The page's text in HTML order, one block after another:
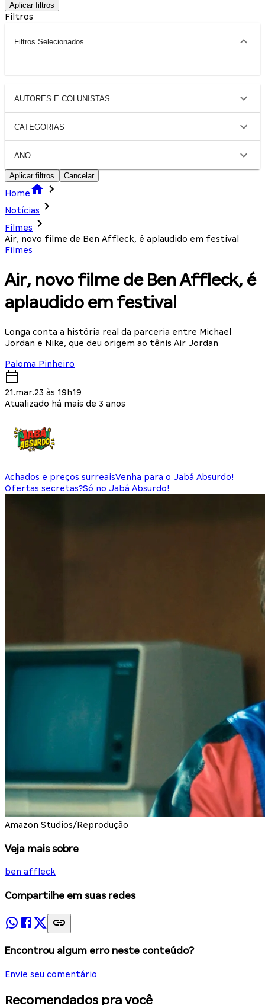
Aplicar filtros
Filtros
Filtros Selecionados
AUTORES E COLUNISTAS
CATEGORIAS
ANO
Aplicar filtros Cancelar
Home
Notícias
Filmes
Air, novo filme de Ben Affleck, é aplaudido em festival
Filmes
Air, novo filme de Ben Affleck, é
aplaudido em festival
Longa conta a história real da parceria entre Michael
Jordan e Nike, que deu origem ao tênis Air Jordan
Paloma Pinheiro
21.mar.23 às 19h19
Atualizado há mais de 3 anos
Achados e preços surreaisVenha para o Jabá Absurdo!
Ofertas secretas?Só no Jabá Absurdo!
Amazon Studios/Reprodução
Veja mais sobre
ben affleck
Compartilhe em suas redes
Encontrou algum erro neste conteúdo?
Envie seu comentário
Recomendados pra você